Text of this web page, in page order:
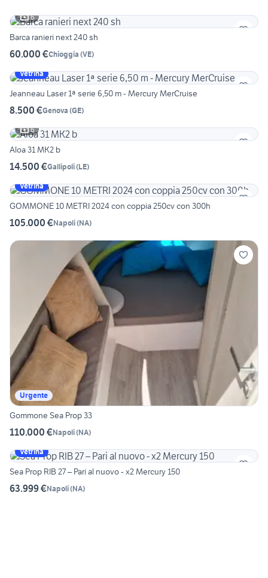
6
Barca ranieri next 240 sh
60.000 €Chioggia (VE)
Vetrina
Jeanneau Laser 1ª serie 6,50 m - Mercury MerCruise
8.500 €Genova (GE)
6
Aloa 31 MK2 b
14.500 €Gallipoli(LE)
Vetrina
GOMMONE 10 METRI 2024 con coppia 250cv con 300h
105.000 €Napoli(NA)
Urgente
Gommone Sea Prop 33
110.000 €Napoli(NA)
Vetrina
Sea Prop RIB 27 – Pari al nuovo - x2 Mercury 150
63.999 €Napoli(NA)